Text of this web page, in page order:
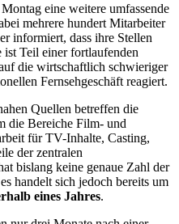
eine weitere umfassende
mehrere hundert Mitarbeiter
informiert, dass ihre Stellen
Teil einer fortlaufenden
die wirtschaftlich schwieriger
Fernsehgeschäft reagiert.
Quellen betreffen die
die Bereiche Film- und
für TV-Inhalte, Casting,
der zentralen
bislang keine genaue Zahl der
handelt sich jedoch bereits um
eines Jahres.